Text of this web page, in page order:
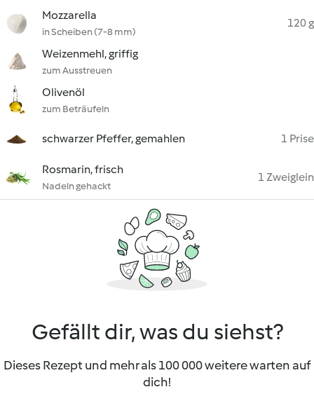
Mozzarella
in Scheiben (7-8 mm)
120 g
Weizenmehl, griffig
zum Ausstreuen
Olivenöl
zum Beträufeln
schwarzer Pfeffer, gemahlen 1 Prise
Rosmarin, frisch
Nadeln gehackt
1 Zweiglein
Gefällt dir, was du siehst?
Dieses Rezept und mehr als 100 000 weitere warten auf
dich!